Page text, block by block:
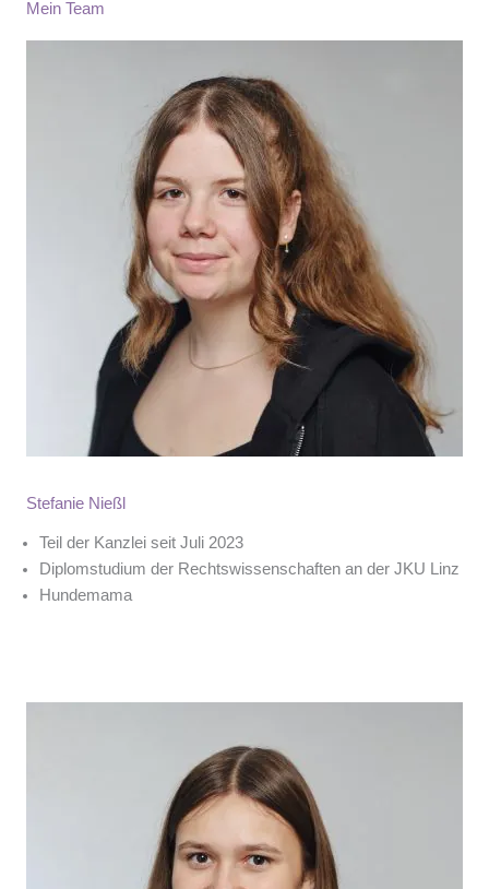
Mein Team
Stefanie Nießl
Teil der Kanzlei seit Juli 2023
Diplomstudium der Rechtswissenschaften an der JKU Linz
Hundemama